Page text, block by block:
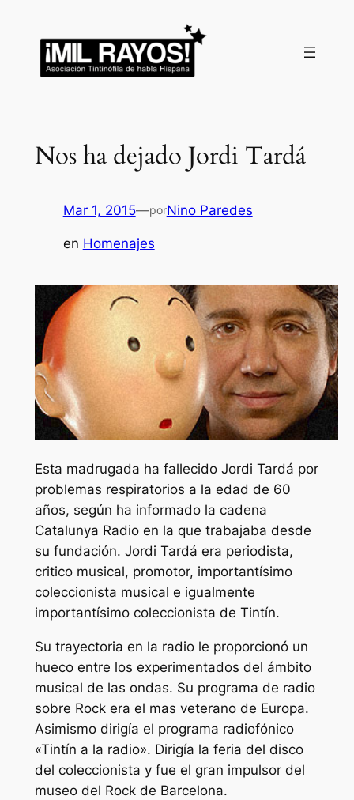
contenido
Nos ha dejado Jordi Tardá
Mar 1, 2015—porNino Paredes
en Homenajes
Esta madrugada ha fallecido Jordi Tardá por
problemas respiratorios a la edad de 60
años, según ha informado la cadena
Catalunya Radio en la que trabajaba desde
su fundación. Jordi Tardá era periodista,
critico musical, promotor, importantísimo
coleccionista musical e igualmente
importantísimo coleccionista de Tintín.
Su trayectoria en la radio le proporcionó un
hueco entre los experimentados del ámbito
musical de las ondas. Su programa de radio
sobre Rock era el mas veterano de Europa.
Asimismo dirigía el programa radiofónico
«Tintín a la radio». Dirigía la feria del disco
del coleccionista y fue el gran impulsor del
museo del Rock de Barcelona.